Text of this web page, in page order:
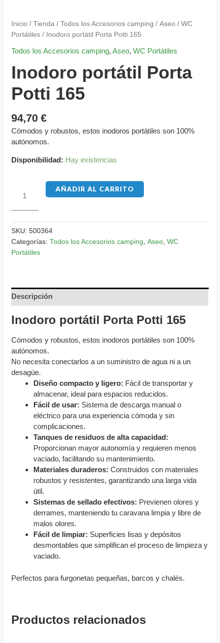
Inicio /Tienda /Todos los Accesorios camping /Aseo /WC
Portátiles / Inodoro portátil Porta Potti 165
Todos los Accesorios camping,Aseo,WC Portátiles
Inodoro portátil Porta
Potti 165
94,70€
Cómodos y robustos, estos inodoros portátiles son 100%
autónomos.
Disponibilidad: Hay existencias
AÑADIR AL CARRITO
SKU:500364
Categorías:Todos los Accesorios camping ,Aseo ,WC
Portátiles
Descripción
Inodoro portátil Porta Potti 165
Cómodos y robustos, estos inodoros portátiles son 100%
autónomos.
No necesita conectarlos a un suministro de agua ni a un
desagüe.
Diseño compacto y ligero: Fácil de transportar y
almacenar, ideal para espacios reducidos.
Fácil de usar: Sistema de descarga manual o
eléctrico para una experiencia cómoda y sin
complicaciones.
Tanques de residuos de alta capacidad:
Proporcionan mayor autonomía y requieren menos
vaciado, facilitando su mantenimiento.
Materiales duraderos: Construidos con materiales
robustos y resistentes, garantizando una larga vida
útil.
Sistemas de sellado efectivos: Previenen olores y
derrames, manteniendo tu caravana limpia y libre de
malos olores.
Fácil de limpiar: Superficies lisas y depósitos
desmontables que simplifican el proceso de limpieza y
vaciado.
Perfectos para furgonetas pequeñas, barcos y chalés.
Productos relacionados